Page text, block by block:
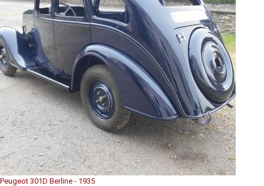
Peugeot 301D Berline - 1935